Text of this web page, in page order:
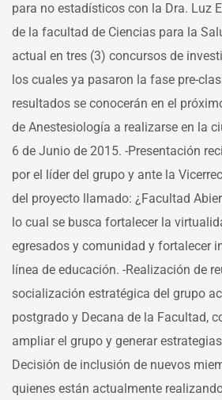
para no estadísticos con la Dra. Luz
de la facultad de Ciencias para la
actual en tres (3) concursos de
los cuales ya pasaron la fase pre-
resultados se conocerán en el
de Anestesiología a realizarse en la
6 de Junio de 2015. -Presentación
por el líder del grupo y ante la
del proyecto llamado: ¿Facultad
lo cual se busca fortalecer la
egresados y comunidad y fortalecer
línea de educación. -Realización de
socialización estratégica del grupo
postgrado y Decana de la Facultad,
ampliar el grupo y generar
Decisión de inclusión de nuevos
quienes están actualmente